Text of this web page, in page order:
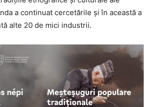
a continuat cercetările și în această a
alte 20 de mici industrii.